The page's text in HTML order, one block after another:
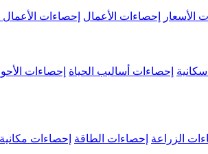
الأسعار إحصاءات الأعمال إحصاءات
إحصاءات أساليب الحياة إحصاءات
الزراعة إحصاءات الطاقة إحصاءات مكانية